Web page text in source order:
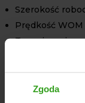
Zgoda
Szerokość
Prędkość
Typ wiązania:
Wydajność: